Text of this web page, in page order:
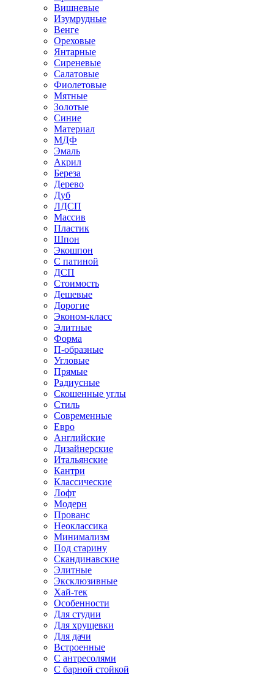
Вишневые
Изумрудные
Венге
Ореховые
Янтарные
Сиреневые
Салатовые
Фиолетовые
Мятные
Золотые
Синие
Материал
МДФ
Эмаль
Акрил
Береза
Дерево
Дуб
ЛДСП
Массив
Пластик
Шпон
Экошпон
С патиной
ДСП
Стоимость
Дешевые
Дорогие
Эконом-класс
Элитные
Форма
П-образные
Угловые
Прямые
Радиусные
Скошенные углы
Стиль
Современные
Евро
Английские
Дизайнерские
Итальянские
Кантри
Классические
Лофт
Модерн
Прованс
Неоклассика
Минимализм
Под старину
Скандинавские
Элитные
Эксклюзивные
Хай-тек
Особенности
Для студии
Для хрущевки
Для дачи
Встроенные
С антресолями
С барной стойкой